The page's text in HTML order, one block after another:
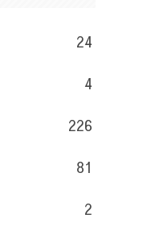
24
4
226
81
2